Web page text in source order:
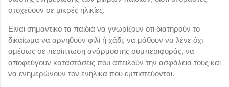
στοχεύουν σε μικρές ηλικίες.
Είναι σημαντικό τα παιδιά να γνωρίζουν ότι διατηρούν το
δικαίωμα να αρνηθούν φιλί ή χάδι, να μάθουν να λένε όχι
αμέσως σε περίπτωση ανάρμοστης συμπεριφοράς, να
αποφεύγουν καταστάσεις που απειλούν την ασφάλεια τους και
να ενημερώνουν τον ενήλικα που εμπιστεύονται.